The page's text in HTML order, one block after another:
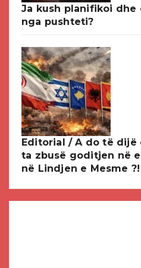
Ja kush planifikoi dhe
nga pushteti?
Editorial / A do të dijë
ta zbusë goditjen në
në Lindjen e Mesme ?!